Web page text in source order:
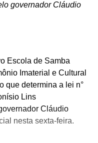
governador Cláudio
Escola de Samba
Imaterial e Cultural
que determina a lei n°
Lins
Cláudio
nesta sexta-feira.